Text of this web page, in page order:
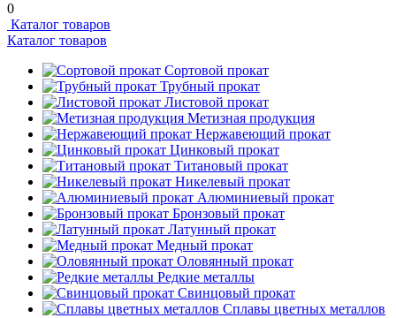
0
Каталог товаров
Каталог товаров
Сортовой прокат
Трубный прокат
Листовой прокат
Метизная продукция
Нержавеющий прокат
Цинковый прокат
Титановый прокат
Никелевый прокат
Алюминиевый прокат
Бронзовый прокат
Латунный прокат
Медный прокат
Оловянный прокат
Редкие металлы
Свинцовый прокат
Сплавы цветных металлов